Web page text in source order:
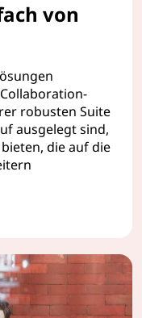
von
robusten Suite
ausgelegt sind,
die auf die